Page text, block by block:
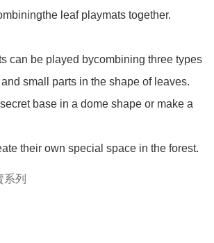
leaf playmats together.
can be played bycombining three types
small parts in the shape of leaves.
base in a dome shape or make a
their own special space in the forest.
系列